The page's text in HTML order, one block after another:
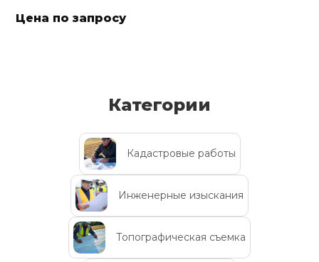
Цена по запросу
Категории
Кадастровые работы
Инженерные изыскания
Топографическая съемка